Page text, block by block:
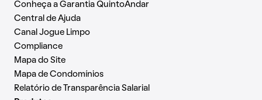
Conheça a Garantia QuintoAndar
Central de Ajuda
Canal Jogue Limpo
Compliance
Mapa do Site
Mapa de Condomínios
Relatório de Transparência Salarial